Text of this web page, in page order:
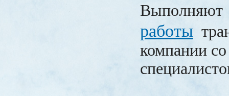
работы
компании